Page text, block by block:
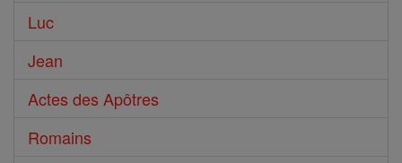
Luc
Jean
Actes des Apôtres
Romains